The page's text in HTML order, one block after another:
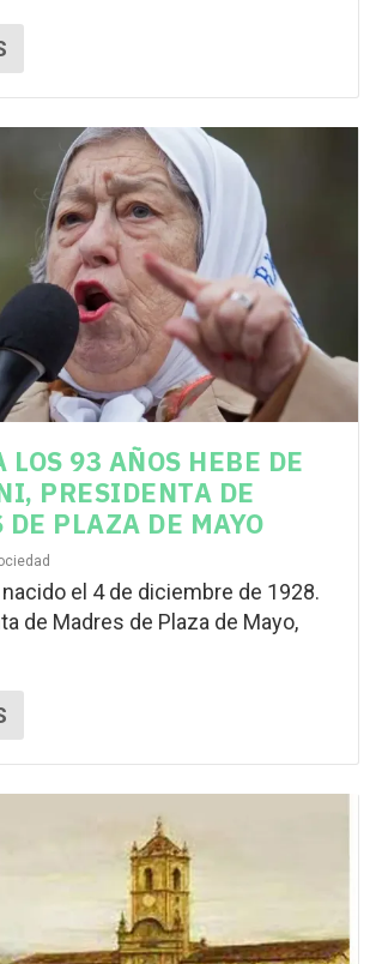
LOS 93 AÑOS HEBE DE
PRESIDENTA DE
DE PLAZA DE MAYO
el 4 de diciembre de 1928.
de Madres de Plaza de Mayo,